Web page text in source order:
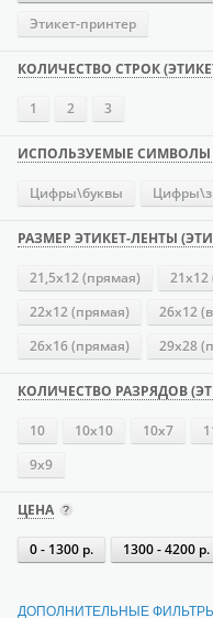
Этикет-принтер
КОЛИЧЕСТВО СТРОК
1 2 3
ИСПОЛЬЗУЕМЫЕ СИМВОЛЫ
Цифры\буквы
РАЗМЕР ЭТИКЕТ-ЛЕНТЫ
21,5х12 (прямая)
22х12 (прямая)
26х12
26х16 (прямая)
29х28
КОЛИЧЕСТВО РАЗРЯДОВ
10 10х10 10х7
9х9
ЦЕНА
0 - 1300 р. 1300 - 4200 р.
ДОПОЛНИТЕЛЬНЫЕ ФИЛЬТРЫ